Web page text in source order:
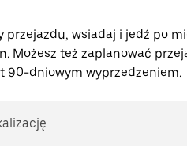
przejazdu, wsiadaj i jedź po
Możesz też zaplanować
90-dniowym wyprzedzeniem.